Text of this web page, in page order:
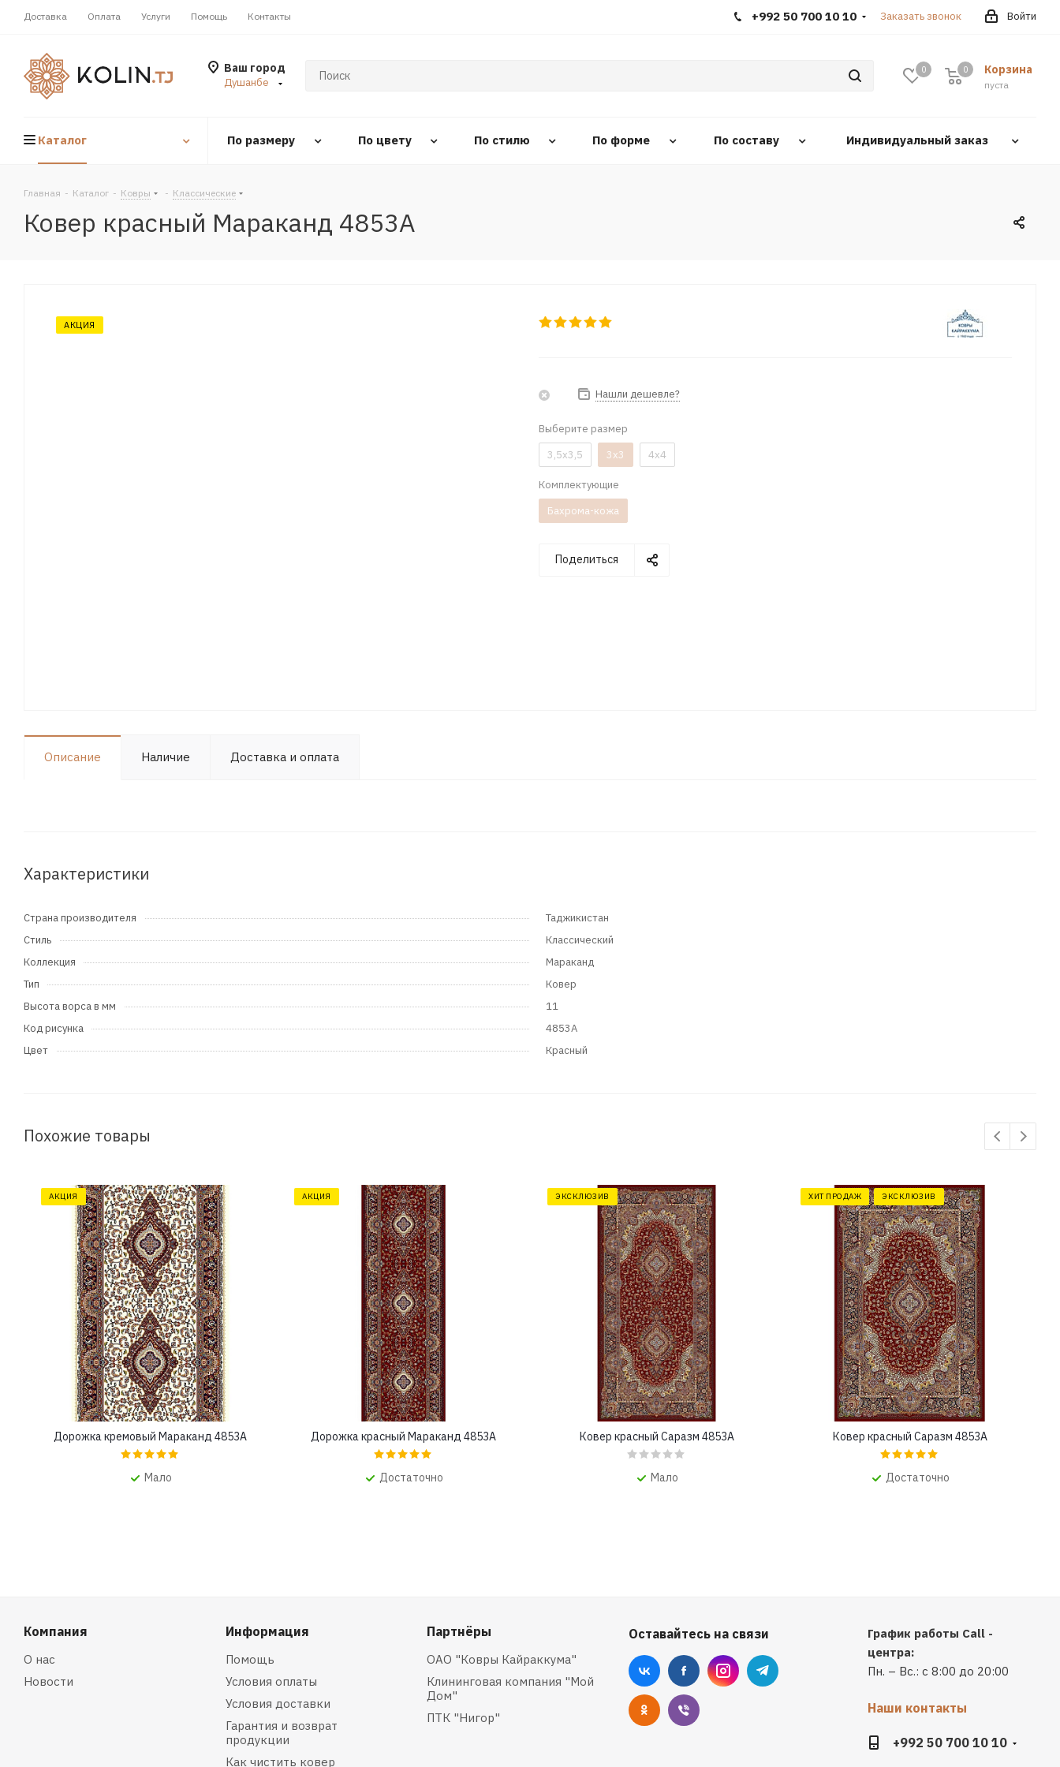
Доставка Оплата Услуги Помощь Контакты Войти
+992 50 700 10 10 Заказать звонок
Ваш город
Душанбе
0 Корзина
0
пуста
0
Каталог По размеру По цвету По стилю По форме По составу Индивидуальный заказ
Главная - Каталог - Ковры - Классические
Ковер красный Мараканд 4853A
АКЦИЯ
Нашли дешевле?
Выберите размер
3,5x3,5
3x3 4x4
Комплектующие
Бахрома-кожа
Поделиться
Описание Наличие Доставка и оплата
Характеристики
Страна производителя
Таджикистан
Стиль
Классический
Коллекция
Мараканд
Тип
Ковер
Высота ворса в мм
11
Код рисунка
4853A
Цвет
Красный
Похожие товары
АКЦИЯ
Дорожка кремовый Мараканд 4853A
Мало
АКЦИЯ
Дорожка красный Мараканд 4853A
Достаточно
ЭКСКЛЮЗИВ
Ковер красный Саразм 4853A
Мало
ХИТ ПРОДАЖ ЭКСКЛЮЗИВ
Ковер красный Саразм 4853A
Достаточно
Компания
О нас
Новости
Информация
Помощь
Условия оплаты
Условия доставки
Гарантия и возврат
продукции
Как чистить ковер
Партнёры
ОАО "Ковры Кайраккума"
Клининговая компания "Мой
Дом"
ПТК "Нигор"
Оставайтесь на связи
График работы Call -
центра:
Пн. – Вс.: с 8:00 до 20:00
Наши контакты
+992 50 700 10 10